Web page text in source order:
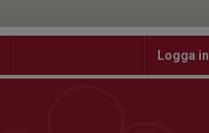
Logga in